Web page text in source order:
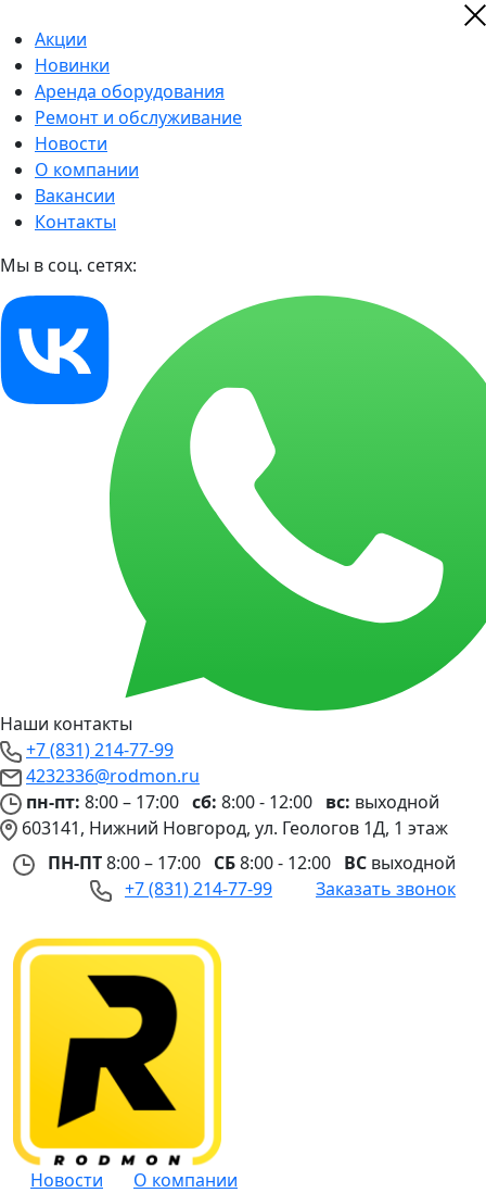
Акции
Новинки
Аренда оборудования
Ремонт и обслуживание
Новости
О компании
Вакансии
Контакты
Мы в соц. сетях:
Наши контакты
+7 (831) 214-77-99
4232336@rodmon.ru
пн-пт: 8:00 – 17:00 сб: 8:00 - 12:00 вс: выходной
603141, Нижний Новгород, ул. Геологов 1Д, 1 этаж
ПН-ПТ8:00 – 17:00 СБ8:00 - 12:00 ВС выходной
+7 (831) 214-77-99
Заказать звонок
Новости
О компании